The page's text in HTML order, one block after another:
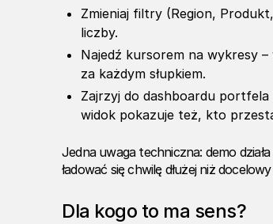
Zmieniaj filtry (Region,
liczby.
Najedź kursorem na wykresy
za każdym słupkiem.
Zajrzyj do dashboardu portfela
widok pokazuje też, kto
Jedna uwaga techniczna: demo
ładować się chwilę dłużej niż
Dla kogo to ma sens?